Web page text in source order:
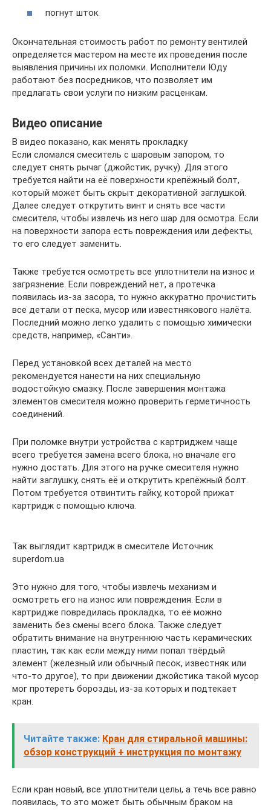
погнут шток
Окончательная стоимость работ по ремонту вентилей
определяется мастером на месте их проведения после
выявления причины их поломки. Исполнители Юду
работают без посредников, что позволяет им
предлагать свои услуги по низким расценкам.
Видео описание
В видео показано, как менять прокладку
Если сломался смеситель с шаровым запором, то
следует снять рычаг (джойстик, ручку). Для этого
требуется найти на её поверхности крепёжный болт,
который может быть скрыт декоративной заглушкой.
Далее следует открутить винт и снять все части
смесителя, чтобы извлечь из него шар для осмотра. Если
на поверхности запора есть повреждения или дефекты,
то его следует заменить.
Также требуется осмотреть все уплотнители на износ и
загрязнение. Если повреждений нет, а протечка
появилась из-за засора, то нужно аккуратно прочистить
все детали от песка, мусор или известнякового налёта.
Последний можно легко удалить с помощью химически
средств, например, «Санти».
Перед установкой всех деталей на место
рекомендуется нанести на них специальную
водостойкую смазку. После завершения монтажа
элементов смесителя можно проверить герметичность
соединений.
При поломке внутри устройства с картриджем чаще
всего требуется замена всего блока, но вначале его
нужно достать. Для этого на ручке смесителя нужно
найти заглушку, снять её и открутить крепёжный болт.
Потом требуется отвинтить гайку, которой прижат
картридж с помощью ключа.
Так выглядит картридж в смесителе Источник
superdom.ua
Это нужно для того, чтобы извлечь механизм и
осмотреть его на износ или повреждения. Если в
картридже повредилась прокладка, то её можно
заменить без смены всего блока. Также следует
обратить внимание на внутреннюю часть керамических
пластин, так как если между ними попал твёрдый
элемент (железный или обычный песок, известняк или
что-то другое), то при движении джойстика такой мусор
мог протереть борозды, из-за которых и подтекает
кран.
Читайте также: Кран для стиральной машины:
обзор конструкций + инструкция по монтажу
Если кран новый, все уплотнители целы, а течь все равно
появилась, то это может быть обычным браком на